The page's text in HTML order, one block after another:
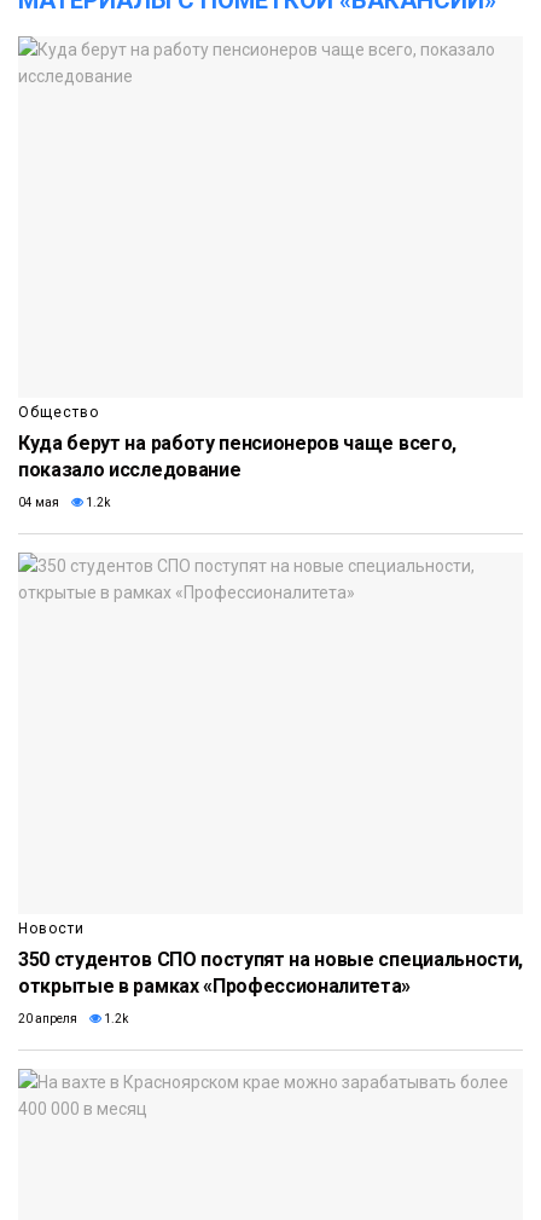
Общество
Куда берут на работу пенсионеров чаще всего,
показало исследование
04 мая 1.2k
Новости
350 студентов СПО поступят на новые специальности,
открытые в рамках «Профессионалитета»
20 апреля 1.2k